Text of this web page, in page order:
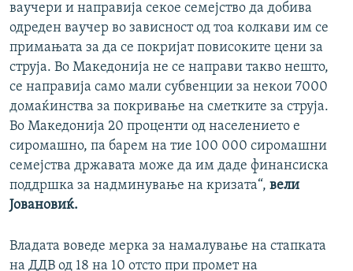
ваучери и направија секое семејство да добива
одреден ваучер во зависност од тоа колкави им се
примањата за да се покријат повисоките цени за
струја. Во Македонија не се направи такво нешто,
се направија само мали субвенции за некои 7000
домаќинства за покривање на сметките за струја.
Во Македонија 20 проценти од населението е
сиромашно, па барем на тие 100 000 сиромашни
семејства државата може да им даде финансиска
поддршка за надминување на кризата“, вели
Јовановиќ.
Владата воведе мерка за намалување на стапката
на ДДВ од 18 на 10 отсто при промет на